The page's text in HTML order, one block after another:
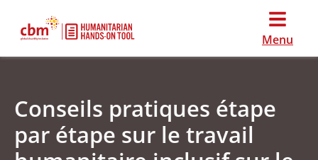
Menu
Conseils pratiques étape
par étape sur le travail